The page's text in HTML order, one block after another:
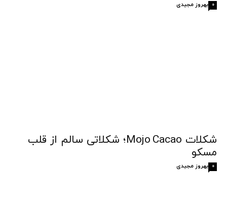
بهروز مجیدی 0
شکلات Mojo Cacao؛ شکلاتی سالم از قلب
مسکو
بهروز مجیدی 0